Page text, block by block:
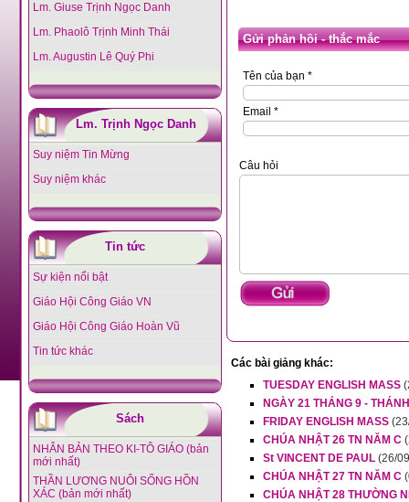
Lm. Giuse Trịnh Ngọc Danh
Lm. Phaolô Trịnh Minh Thái
Lm. Augustin Lê Quý Phi
Lm. Trịnh Ngọc Danh
Suy niệm Tin Mừng
Suy niệm khác
Tin tức
Sự kiện nổi bật
Giáo Hội Công Giáo VN
Giáo Hội Công Giáo Hoàn Vũ
Tin tức khác
Sách
NHÂN BẢN THEO KI-TÔ GIÁO (bản
mới nhất)
THẦN LƯƠNG NUÔI SỐNG HỒN
XÁC (bản mới nhất)
Gửi phản hồi - thắc mắc
Tên của bạn *
Email *
Câu hỏi
Các bài giảng khác:
TUESDAY ENGLISH MASS
NGÀY 21 THÁNG 9 -
FRIDAY ENGLISH MASS
CHÚA NHẬT 26 TN NĂM C
St VINCENT DE PAUL (26/
CHÚA NHẬT 27 TN NĂM C
CHÚA NHẬT 28 THƯỜNG